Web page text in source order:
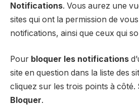
Notifications. Vous aurez une
sites qui ont la permission de
notifications, ainsi que ceux qui
Pour bloquer les notifications
site en question dans la liste des
cliquez sur les trois points à côté.
Bloquer.